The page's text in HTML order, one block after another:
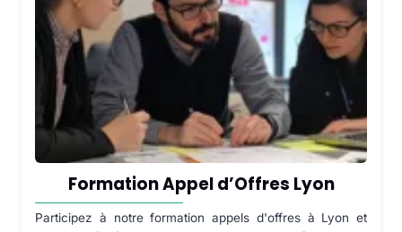
Formation Appel d’Offres Lyon
Participez à notre formation appels d'offres à Lyon et